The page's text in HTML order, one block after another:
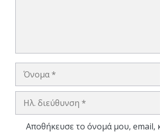
Όνομα
Ηλ.
Αποθήκευσε το όνομά μου, email,